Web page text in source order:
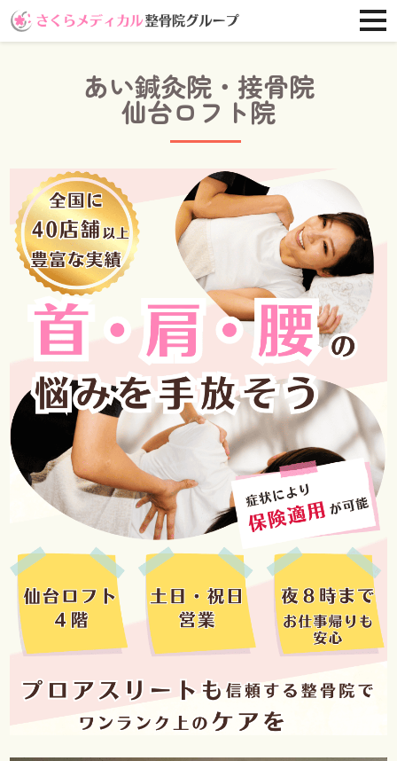
あい鍼灸院・接骨院
仙台ロフト院